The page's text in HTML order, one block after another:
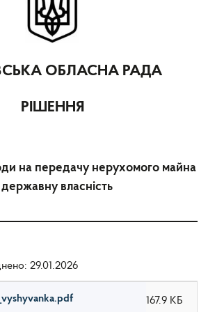
ОБЛАСНА РАДА
РІШЕННЯ
на передачу нерухомого майна
власність
29.01.2026
167.9 КБ